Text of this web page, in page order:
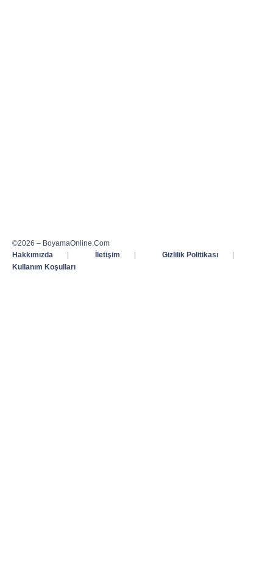
©2026 – BoyamaOnline.Com
Hakkımızda
| İletişim | Gizlilik Politikası
|
Kullanım Koşulları